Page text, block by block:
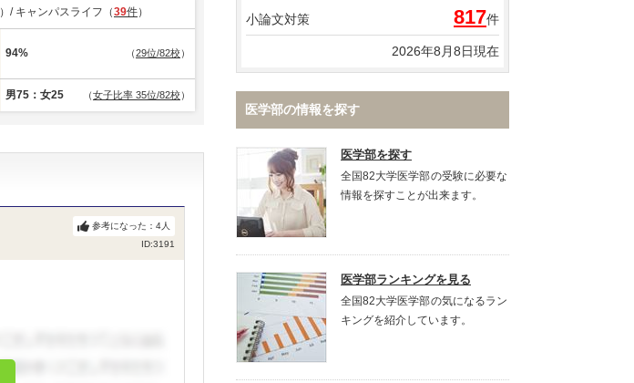
）/ キャンパスライフ（39件）
94% （29位/82校）
男75：女25 （女子比率 35位/82校）
ID:3191
参考になった： 4人
小論文対策 817件
2026年8月8日現在
医学部の情報を探す
医学部を探す
全国82大学医学部の受験に必要な
情報を探すことが出来ます。
医学部ランキングを見る
全国82大学医学部の気になるラン
キングを紹介しています。